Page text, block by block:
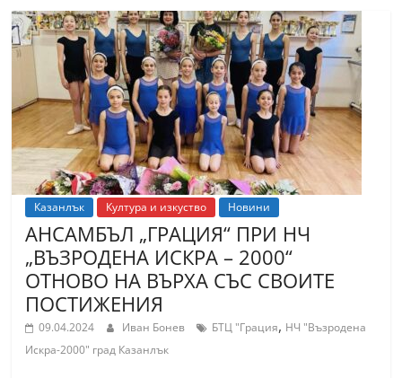
Казанлък Култура и изкуство Новини
АНСАМБЪЛ „ГРАЦИЯ“ ПРИ НЧ
„ВЪЗРОДЕНА ИСКРА – 2000“
ОТНОВО НА ВЪРХА СЪС СВОИТЕ
ПОСТИЖЕНИЯ
09.04.2024 Иван Бонев БТЦ "Грация, НЧ "Възродена
Искра-2000" град Казанлък